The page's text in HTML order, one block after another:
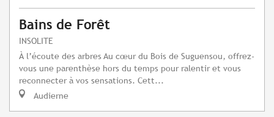
Bains de Forêt
INSOLITE
À l’écoute des arbres Au cœur du Bois de Suguensou, offrez-
vous une parenthèse hors du temps pour ralentir et vous
reconnecter à vos sensations. Cett...
Audierne